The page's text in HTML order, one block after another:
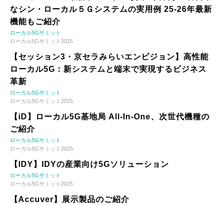
なシン・ローカル５Ｇシステムの実用例 25-26年最新
機能もご紹介
ローカル5Gサミット
ローカル5Gサミット2025
【セッション3・京セラみらいエンビジョン】高性能
ローカル5G：新システムと端末で実現するビジネス
革新
ローカル5Gサミット
ローカル5Gサミット2025
【iD】ローカル5G基地局 All-In-One、次世代機種の
ご紹介
ローカル5Gサミット
ローカル5Gサミット2025
【IDY】IDYの産業向け5Gソリューション
ローカル5Gサミット
ローカル5Gサミット2025
【Accuver】展示製品のご紹介